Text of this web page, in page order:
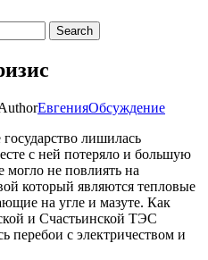
ЕвгенияОбсуждение
лишилась
с ней потеряло и большую
могло не повлиять на
который являются тепловые
на угле и мазуте. Как
и Счастьинской ТЭС
перебои с электричеством и